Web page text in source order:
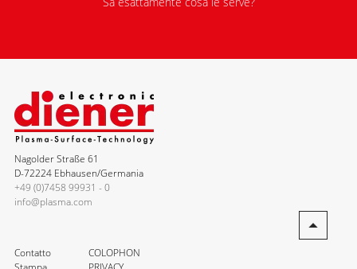
Nagolder Straße 61
D-72224 Ebhausen/Germania
+49 (0)7458 99931 - 0
info@plasma.com
Contatto
COLOPHON